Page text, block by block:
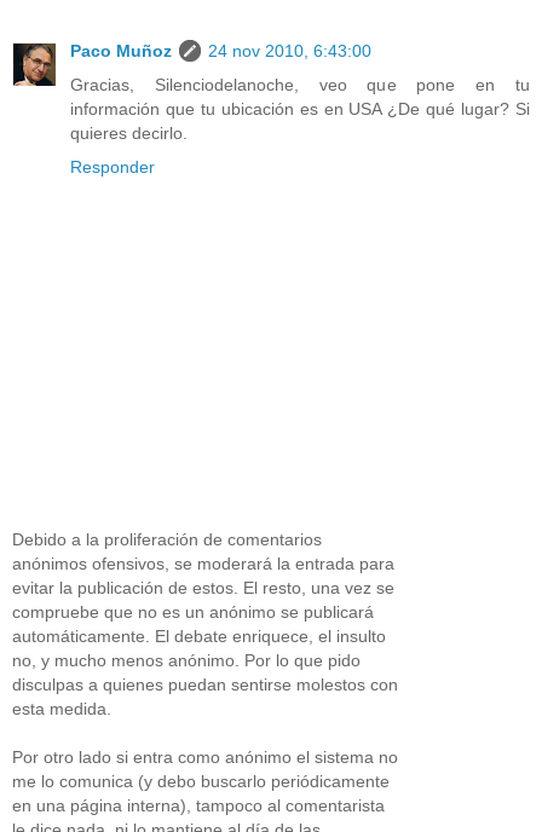
Paco Muñoz
24 nov 2010, 6:43:00
Gracias, Silenciodelanoche, veo que pone en tu
información que tu ubicación es en USA ¿De qué lugar? Si
quieres decirlo.
Responder
Debido a la proliferación de comentarios
anónimos ofensivos, se moderará la entrada para
evitar la publicación de estos. El resto, una vez se
compruebe que no es un anónimo se publicará
automáticamente. El debate enriquece, el insulto
no, y mucho menos anónimo. Por lo que pido
disculpas a quienes puedan sentirse molestos con
esta medida.
Por otro lado si entra como anónimo el sistema no
me lo comunica (y debo buscarlo periódicamente
en una página interna), tampoco al comentarista